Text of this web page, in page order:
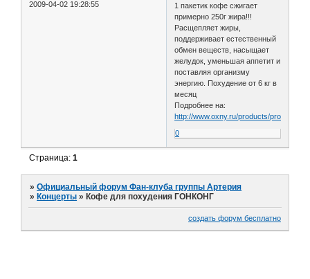
2009-04-02 19:28:55
1 пакетик кофе сжигает
примерно 250г жира!!!
Расщепляет жиры,
поддерживает естественный
обмен веществ, насыщает
желудок, уменьшая аппетит и
поставляя организму
энергию. Похудение от 6 кг в
месяц
Подробнее на:
http://www.oxny.ru/products/
0
Страница:1
»Официальный форум Фан-клуба группы Артерия
»Концерты »Кофе для похудения ГОНКОНГ
создать форум бесплатно